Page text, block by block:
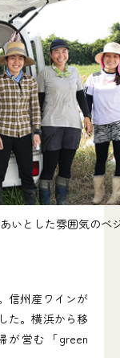
いとした雰囲気のベ
信州産ワインが
た。横浜から移
が営む「green